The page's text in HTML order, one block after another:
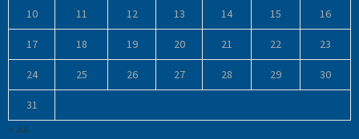
10 11 12 13 14 15 16
17 18 19 20 21 22 23
24 25 26 27 28 29 30
31
« Jul